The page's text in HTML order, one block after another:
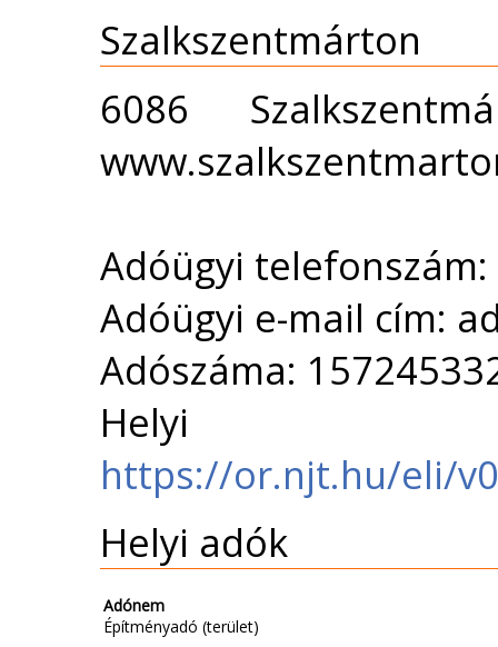
Szalkszentmárton
6086
Adóügyi
Adóügyi e-mail cím:
Adószáma:
Helyi
https://or.njt.hu/eli/
Helyi adók
Adónem
Építményadó (terület)